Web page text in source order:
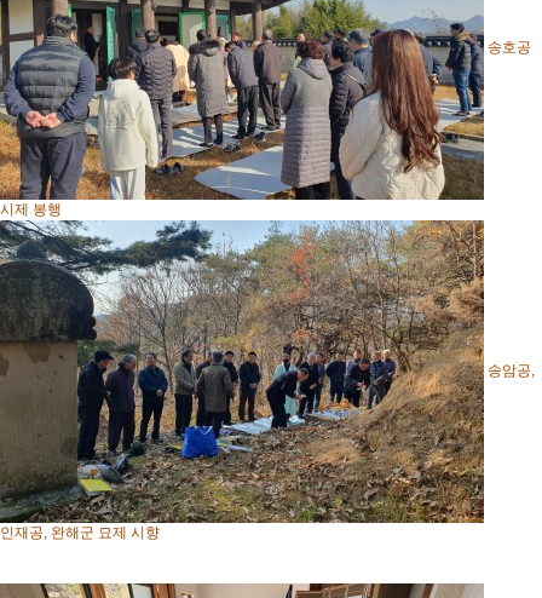
송호공
시제 봉행
송암공,
인재공, 완해군 묘제 시향